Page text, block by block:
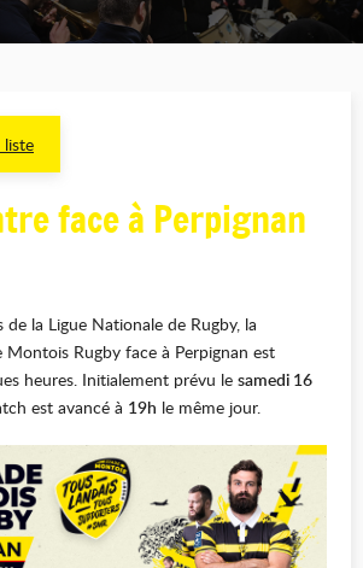
liste
face à Perpignan
la Ligue Nationale de Rugby, la
Rugby face à Perpignan est
heures. Initialement prévu le samedi 16
est avancé à 19h le même jour.